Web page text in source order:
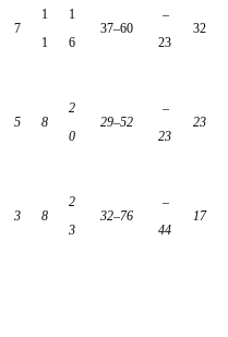
7
1
1
1
6
37–60
–
23
32
5 8
2
0
29–52
–
23
23
3 8
2
3
32–76
–
44
17